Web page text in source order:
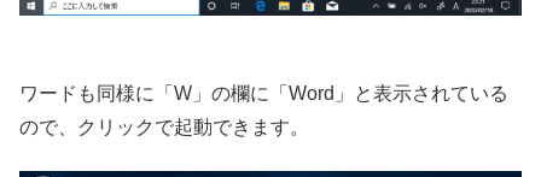
ワードも同様に「W」の欄に「Word」と表示されている
ので、クリックで起動できます。